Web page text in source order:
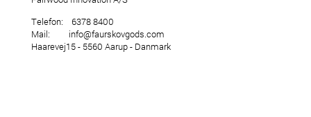
Telefon: 6378 8400
Mail: info@faurskovgods.com
Haarevej15 - 5560 Aarup - Danmark